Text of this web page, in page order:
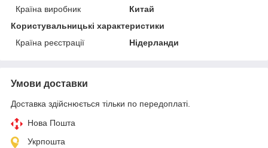
Країна виробник
Китай
Користувальницькі характеристики
Країна реєстрації
Нідерланди
Умови доставки
Доставка здійснюється тільки по передоплаті.
Нова Пошта
Укрпошта